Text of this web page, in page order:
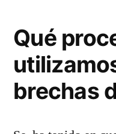
Qué
brechas